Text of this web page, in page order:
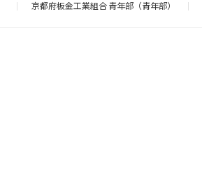
京都府板金工業組合 青年部（青年部）